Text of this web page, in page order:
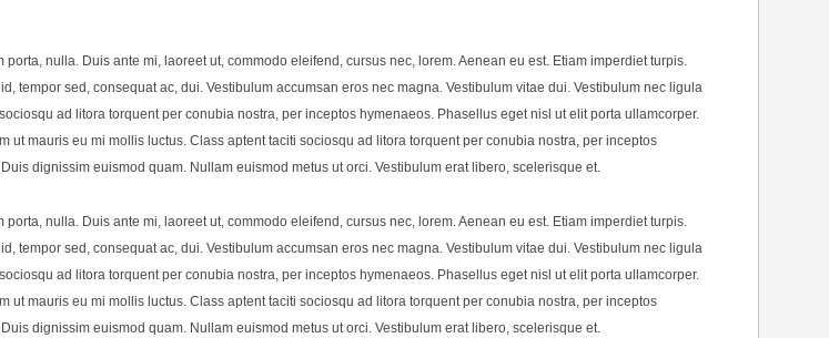
nulla. Duis ante mi, laoreet ut, commodo eleifend, cursus nec, lorem. Aenean eu est. Etiam imperdiet turpis.
tempor sed, consequat ac, dui. Vestibulum accumsan eros nec magna. Vestibulum vitae dui. Vestibulum nec ligula
ad litora torquent per conubia nostra, per inceptos hymenaeos. Phasellus eget nisl ut elit porta ullamcorper.
ut mauris eu mi mollis luctus. Class aptent taciti sociosqu ad litora torquent per conubia nostra, per inceptos
dignissim euismod quam. Nullam euismod metus ut orci. Vestibulum erat libero, scelerisque et.
nulla. Duis ante mi, laoreet ut, commodo eleifend, cursus nec, lorem. Aenean eu est. Etiam imperdiet turpis.
tempor sed, consequat ac, dui. Vestibulum accumsan eros nec magna. Vestibulum vitae dui. Vestibulum nec ligula
ad litora torquent per conubia nostra, per inceptos hymenaeos. Phasellus eget nisl ut elit porta ullamcorper.
ut mauris eu mi mollis luctus. Class aptent taciti sociosqu ad litora torquent per conubia nostra, per inceptos
dignissim euismod quam. Nullam euismod metus ut orci. Vestibulum erat libero, scelerisque et.